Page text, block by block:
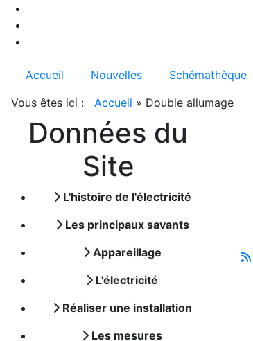
Accueil Nouvelles Schémathèque
Vous êtes ici :
Accueil » Double allumage
Données du
Site
L'histoire de l'électricité
Les principaux savants
Appareillage
L'électricité
Réaliser une installation
Les mesures